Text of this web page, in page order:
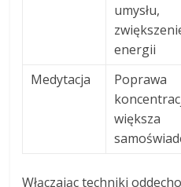
umysłu,
energii
Medytacja
Poprawa
większa
Włączając techniki